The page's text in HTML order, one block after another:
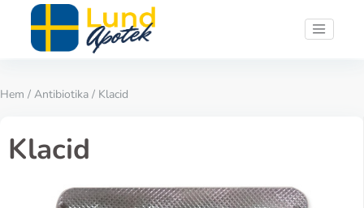
Hem / Antibiotika / Klacid
Klacid